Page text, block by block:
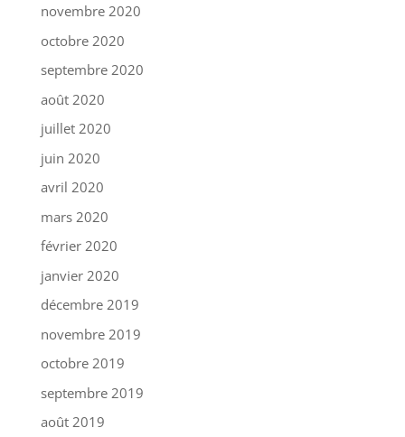
novembre 2020
octobre 2020
septembre 2020
août 2020
juillet 2020
juin 2020
avril 2020
mars 2020
février 2020
janvier 2020
décembre 2019
novembre 2019
octobre 2019
septembre 2019
août 2019